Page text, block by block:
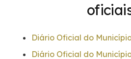
Diário Oficial do
Diário Oficial do